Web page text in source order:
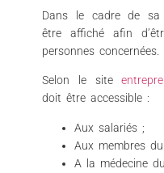
Dans le cadre de sa
être affiché afin
personnes concernées.
Selon le site
doit être accessible :
Aux salariés ;
Aux membres
A la médecine